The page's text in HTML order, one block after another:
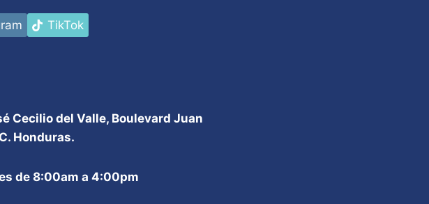
TikTok
Cecilio del Valle, Boulevard Juan
Honduras.
de 8:00am a 4:00pm